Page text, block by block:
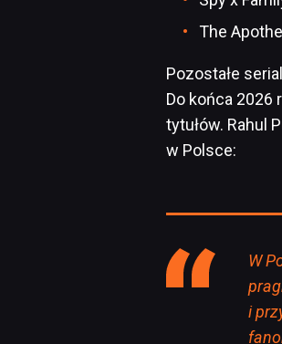
The
Pozostałe
Do końca 2026
tytułów. Rahul
w Polsce:
W
i